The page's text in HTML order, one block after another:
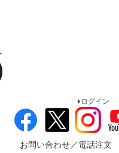
ログイン
お問い合わせ／電話注文